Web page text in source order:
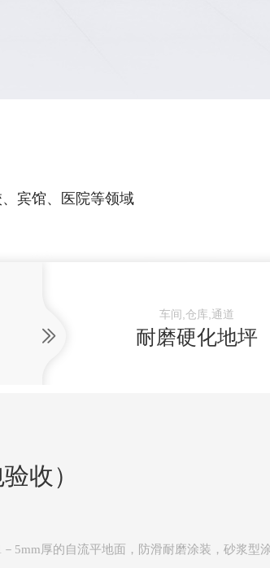
宾馆、医院等领域
车间,仓库,通道
耐磨硬化地坪
收）
－5mm厚的自流平地面，防滑耐磨涂装，砂浆型